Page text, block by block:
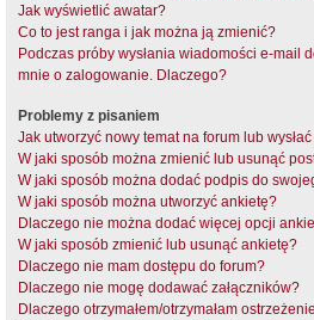
Jak wyświetlić awatar?
Co to jest ranga i jak można ją zmienić?
Podczas próby wysłania wiadomości e-mail
mnie o zalogowanie. Dlaczego?
Problemy z pisaniem
Jak utworzyć nowy temat na forum lub
W jaki sposób można zmienić lub usunąć
W jaki sposób można dodać podpis do
W jaki sposób można utworzyć ankietę?
Dlaczego nie można dodać więcej opcji
W jaki sposób zmienić lub usunąć ankietę?
Dlaczego nie mam dostępu do forum?
Dlaczego nie mogę dodawać załączników?
Dlaczego otrzymałem/otrzymałam